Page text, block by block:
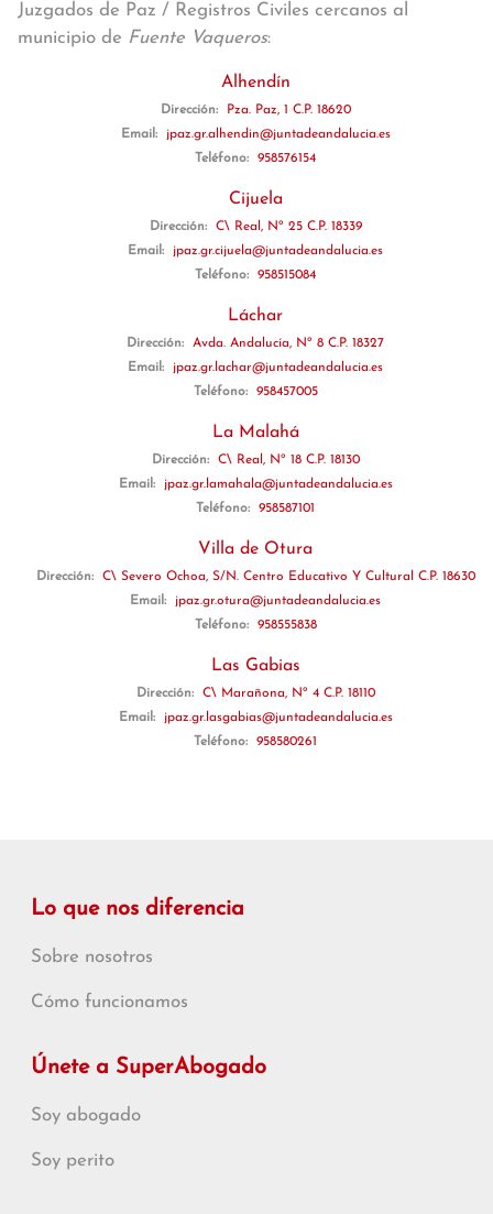
Juzgados de Paz / Registros Civiles cercanos al
municipio de Fuente Vaqueros:
Alhendín
Dirección:
Pza. Paz, 1 C.P. 18620
Email:
jpaz.gr.alhendin@juntadeandalucia.es
Teléfono:
958576154
Cijuela
Dirección:
C\ Real, Nº 25 C.P. 18339
Email:
jpaz.gr.cijuela@juntadeandalucia.es
Teléfono:
958515084
Láchar
Dirección:
Avda. Andalucía, Nº 8 C.P. 18327
Email:
jpaz.gr.lachar@juntadeandalucia.es
Teléfono:
958457005
La Malahá
Dirección:
C\ Real, Nº 18 C.P. 18130
Email:
jpaz.gr.lamahala@juntadeandalucia.es
Teléfono:
958587101
Villa de Otura
Dirección:
C\ Severo Ochoa, S/N. Centro Educativo Y Cultural C.P. 18630
Email:
jpaz.gr.otura@juntadeandalucia.es
Teléfono:
958555838
Las Gabias
Dirección:
C\ Marañona, Nº 4 C.P. 18110
Email:
jpaz.gr.lasgabias@juntadeandalucia.es
Teléfono:
958580261
Lo que nos diferencia
Sobre nosotros
Cómo funcionamos
Únete a SuperAbogado
Soy abogado
Soy perito